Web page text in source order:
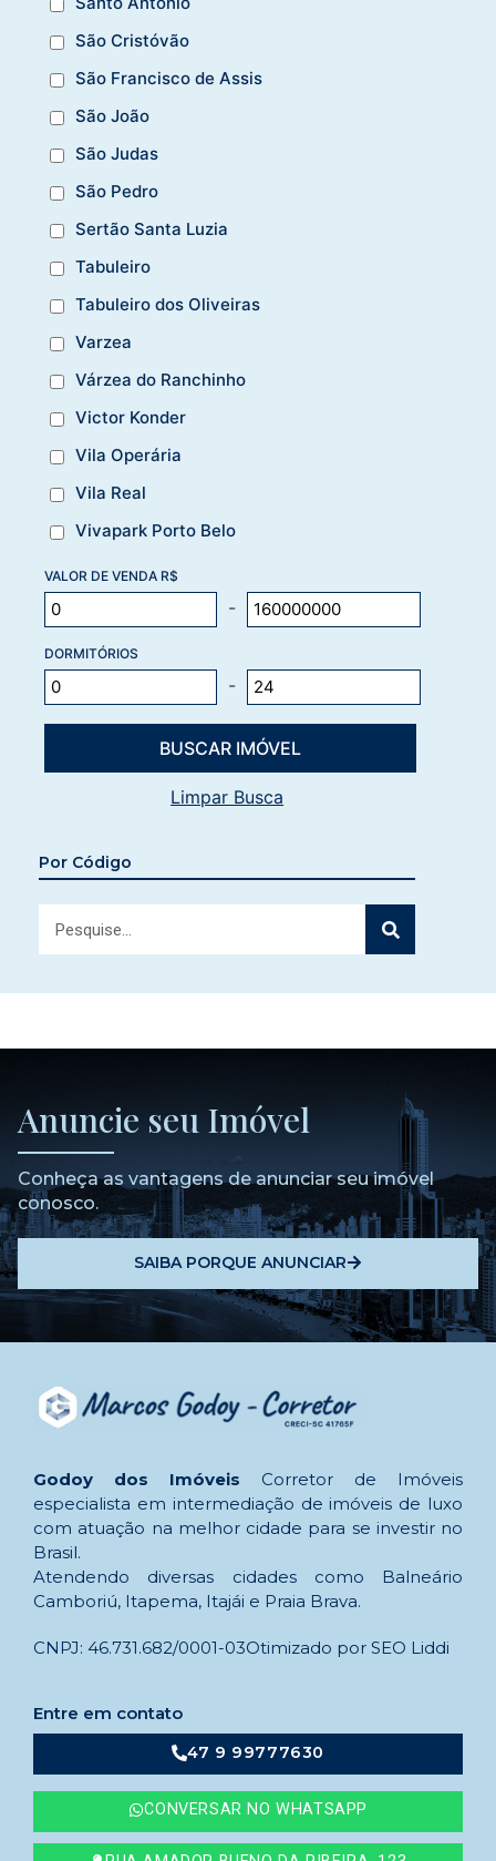
São Cristóvão
São Francisco de Assis
São João
São Judas
São Pedro
Sertão Santa Luzia
Tabuleiro
Tabuleiro dos Oliveiras
Varzea
Várzea do Ranchinho
Victor Konder
Vila Operária
Vila Real
Vivapark Porto Belo
VALOR DE VENDA R$
-
DORMITÓRIOS
-
Limpar Busca
Por Código
Anuncie seu Imóvel
Conheça as vantagens de anunciar seu imóvel
conosco.
SAIBA PORQUE ANUNCIAR
Godoy dos Imóveis Corretor de Imóveis
especialista em intermediação de imóveis de luxo
com atuação na melhor cidade para se investir no
Brasil.
Atendendo diversas cidades como Balneário
Camboriú, Itapema, Itajái e Praia Brava.
CNPJ: 46.731.682/0001-03Otimizado por SEO Liddi
Entre em contato
47 9 99777630
CONVERSAR NO WHATSAPP